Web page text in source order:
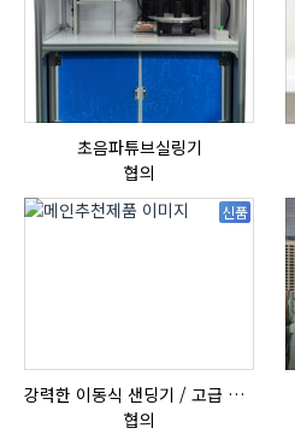
초음파튜브실링기
협의
신품
강력한 이동식 샌딩기 / 고급 이태리 IBIX샌드블라스터
협의